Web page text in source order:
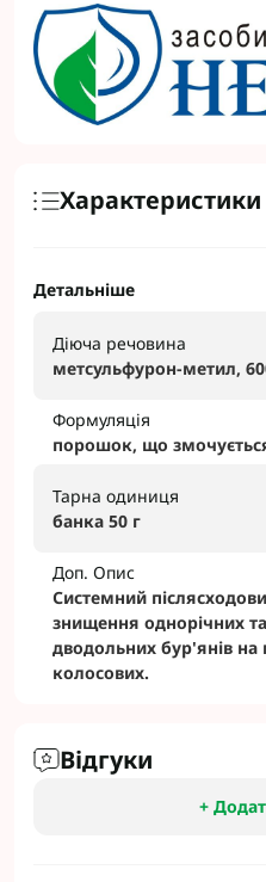
Характеристики
Детальніше
Діюча речовина
метсульфурон-метил,
Формуляція
порошок, що
Тарна одиниця
банка 50 г
Доп. Опис
Системний
знищення однорічних
дводольних бур'янів на
колосових.
Відгуки
+